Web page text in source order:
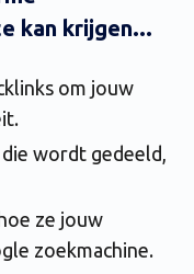
kan krijgen...
om jouw
wordt gedeeld,
ze jouw
zoekmachine.